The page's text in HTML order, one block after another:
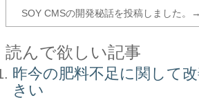
SOY CMSの開発秘話を投稿しました。→
読んで欲しい記事
昨今の肥料不足に関して
きい